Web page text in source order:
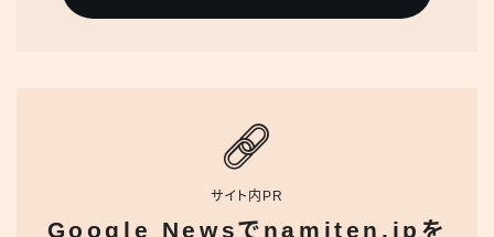
サイト内PR
Google Newsでnamiten.jpを